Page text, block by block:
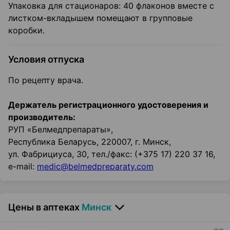
Упаковка для стационаров: 40 флаконов вместе с
листком-вкладышем помещают в групповые
коробки.
Условия отпуска
По рецепту врача.
Держатель регистрационного удостоверения и
производитель:
РУП «Белмедпрепараты»,
Республика Беларусь, 220007, г. Минск,
ул. Фабрициуса, 30, тел./факс: (+375 17) 220 37 16,
e-mail: medic@belmedpreparaty.com
Цены в аптеках Минск